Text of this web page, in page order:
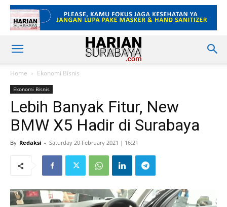
Home Ekonomi Bisnis
Ekonomi Bisnis
Lebih Banyak Fitur, New
BMW X5 Hadir di Surabaya
By Redaksi - Saturday 20 February 2021 | 16:21